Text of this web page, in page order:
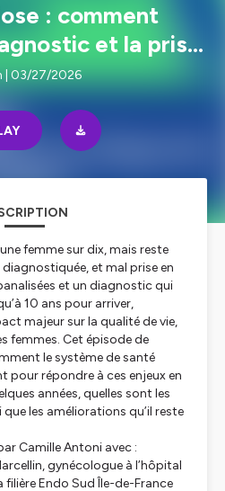
: comment
et la prise
?
| 03/27/2026
femme sur dix, mais reste
et mal prise en
et un diagnostic qui
10 ans pour arriver,
majeur sur la qualité de vie,
femmes. Cet épisode de
le système de santé
pour répondre à ces enjeux en
années, quelles sont les
les améliorations qu’il reste
Camille Antoni avec :
gynécologue à l’hôpital
Endo Sud Île-de-France